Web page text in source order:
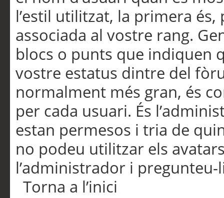
l’estil utilitzat, la primera
associada al vostre rang.
blocs o punts que indiquen
vostre estatus dintre del
normalment més gran, és
per cada usuari. És
estan permesos i tria de
no podeu utilitzar els
l’administrador i pregunteu-
Torna a l’inici